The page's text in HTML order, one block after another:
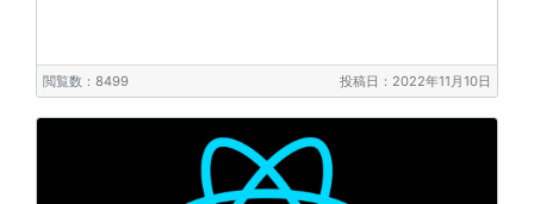
閲覧数：8499 投稿日：2022年11月10日